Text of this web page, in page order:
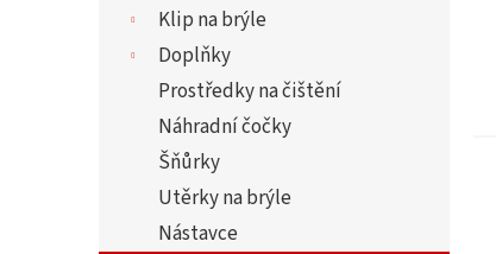
Klip na brýle
Doplňky
Prostředky na čištění
Náhradní čočky
Šňůrky
Utěrky na brýle
Nástavce